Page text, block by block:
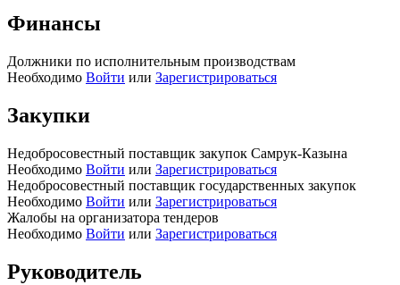
Финансы
Должники по исполнительным производствам
Необходимо Войти или Зарегистрироваться
Закупки
Недобросовестный поставщик закупок Самрук-Казына
Необходимо Войти или Зарегистрироваться
Недобросовестный поставщик государственных закупок
Необходимо Войти или Зарегистрироваться
Жалобы на организатора тендеров
Необходимо Войти или Зарегистрироваться
Руководитель